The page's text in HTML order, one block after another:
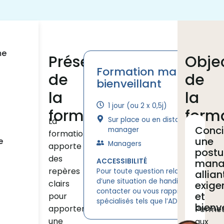
Présentation
de
la
formation
La
formation
apporte
des
repères
clairs
pour
apporter
une
Formation
bienveillant
1 jour (ou 2 x 0,5j)
Sur place ou en distanciel /
manager
Managers
ACCESSIBILITÉ
Pour toute question relative à la
d’une situation de handicap, vous
contacter ou vous rapprocher des
spécialisés tels que l’ADAPT, l’AGEFIPH
de
la
une
et